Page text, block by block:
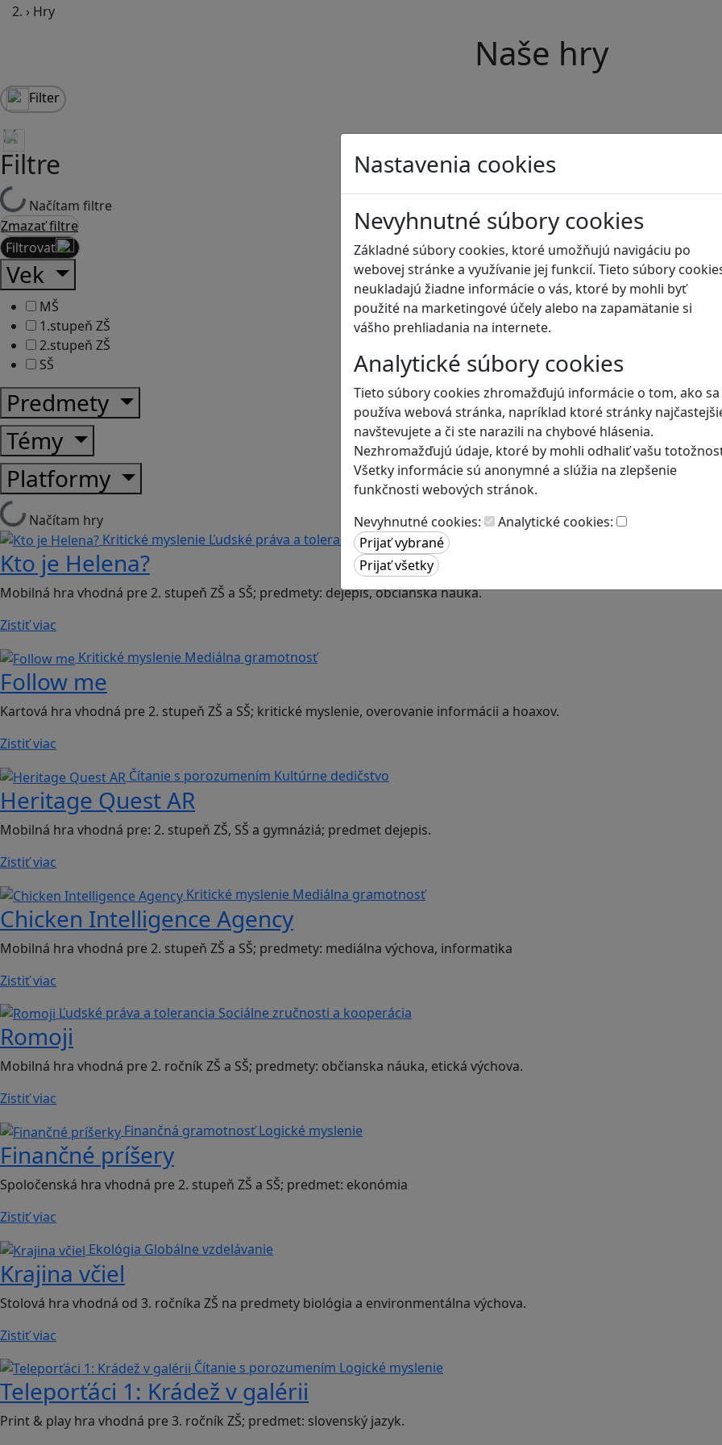
Nastavenia cookies
Nevyhnutné súbory cookies
Základné súbory cookies, ktoré umožňujú navigáciu po
webovej stránke a využívanie jej funkcií. Tieto súbory
neukladajú žiadne informácie o vás, ktoré by mohli byť
použité na marketingové účely alebo na zapamätanie si
vášho prehliadania na internete.
Analytické súbory cookies
Tieto súbory cookies zhromažďujú informácie o tom, ako sa
používa webová stránka, napríklad ktoré stránky
navštevujete a či ste narazili na chybové hlásenia.
Nezhromažďujú údaje, ktoré by mohli odhaliť vašu
Všetky informácie sú anonymné a slúžia na zlepšenie
funkčnosti webových stránok.
Nevyhnutné cookies:
Analytické cookies:
› Hry
Naše hry
Filter
Filtre
Načítam filtre
Zmazať filtre
Filtrovať
Vek
MŠ
1.stupeň ZŠ
2.stupeň ZŠ
SŠ
Predmety
Témy
Platformy
Načítam hry
Kritické myslenie Ľudské práva a tolerancia
Kto je Helena?
Mobilná hra vhodná pre 2. stupeň ZŠ a SŠ; predmety: dejepis, občianska náuka.
Zistiť viac
Kritické myslenie Mediálna gramotnosť
Follow me
Kartová hra vhodná pre 2. stupeň ZŠ a SŠ; kritické myslenie, overovanie informácii a hoaxov.
Zistiť viac
Čítanie s porozumením Kultúrne dedičstvo
Heritage Quest AR
Mobilná hra vhodná pre: 2. stupeň ZŠ, SŠ a gymnáziá; predmet dejepis.
Zistiť viac
Kritické myslenie Mediálna gramotnosť
Chicken Intelligence Agency
Mobilná hra vhodná pre 2. stupeň ZŠ a SŠ; predmety: mediálna výchova, informatika
Zistiť viac
Ľudské práva a tolerancia Sociálne zručnosti a kooperácia
Romoji
Mobilná hra vhodná pre 2. ročník ZŠ a SŠ; predmety: občianska náuka, etická výchova.
Zistiť viac
Finančná gramotnosťLogické myslenie
Finančné príšery
Spoločenská hra vhodná pre 2. stupeň ZŠ a SŠ; predmet: ekonómia
Zistiť viac
Ekológia Globálne vzdelávanie
Krajina včiel
Stolová hra vhodná od 3. ročníka ZŠ na predmety biológia a environmentálna výchova.
Zistiť viac
Čítanie s porozumením Logické myslenie
Teleporťáci 1: Krádež v galérii
Print & play hra vhodná pre 3. ročník ZŠ; predmet: slovenský jazyk.